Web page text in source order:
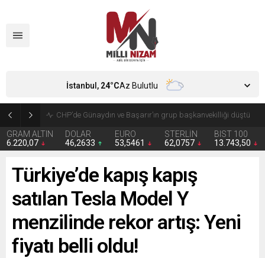
Zorunlu trafik sigortasında yeni dönem
GRAM ALTIN
6.220,07
DOLAR
46,2633
EURO
53,5461
STERLİN
62,0757
BIST 100
13.743,50
İstanbul, 24°CAz Bulutlu
Türkiye’de kapış kapış
satılan Tesla Model Y
menzilinde rekor artış: Yeni
fiyatı belli oldu!